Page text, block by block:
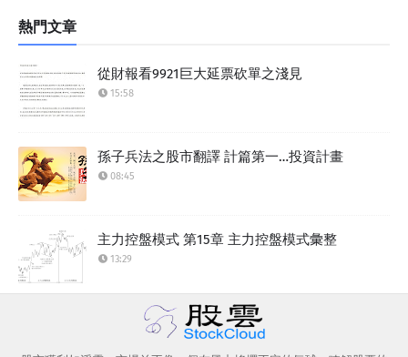
熱門文章
從財報看9921巨大延票砍單之淺見
15:58
孫子兵法之股市翻譯 計篇第一…投資計畫
08:45
主力控盤模式 第15章 主力控盤模式彙整
13:29